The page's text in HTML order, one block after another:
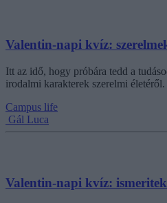
Valentin-napi kvíz:
Itt az idő, hogy próbára tedd a
irodalmi karakterek szerelmi életéről.
Campus life
Gál Luca
Valentin-napi kvíz: